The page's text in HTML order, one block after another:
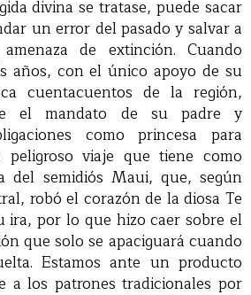
divina se tratase, puede sacar
un error del pasado y salvar a
de extinción. Cuando
años, con el único apoyo de su
cuentacuentos de la región,
el mandato de su padre y
como princesa para
peligroso viaje que tiene como
del semidiós Maui, que, según
robó el corazón de la diosa Te
ira, por lo que hizo caer sobre el
que solo se apaciguará cuando
Estamos ante un producto
a los patrones tradicionales por